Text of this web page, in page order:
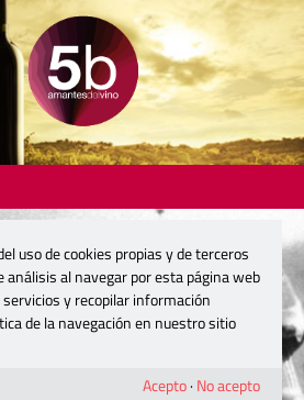
uso de cookies propias y de terceros
análisis al navegar por esta página web
y recopilar información
de la navegación en nuestro sitio
Acepto· No acepto